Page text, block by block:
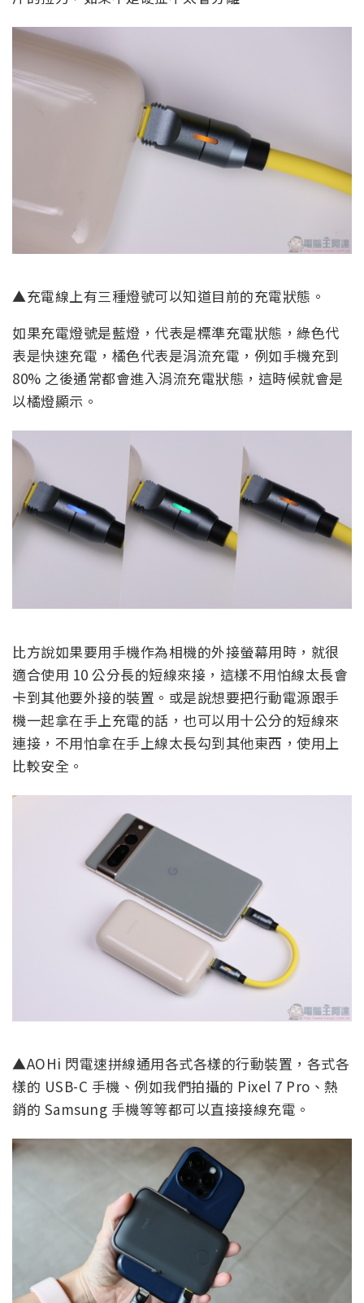
▲充電線上有三種燈號可以知道目前的充電狀態。
如果充電燈號是藍燈，代表是標準充電狀態，綠色代
表是快速充電，橘色代表是涓流充電，例如手機充到
80% 之後通常都會進入涓流充電狀態，這時候就會是
以橘燈顯示。
比方說如果要用手機作為相機的外接螢幕用時，就很
適合使用 10 公分長的短線來接，這樣不用怕線太長會
卡到其他要外接的裝置。或是說想要把行動電源跟手
機一起拿在手上充電的話，也可以用十公分的短線來
連接，不用怕拿在手上線太長勾到其他東西，使用上
比較安全。
▲AOHi 閃電速拼線通用各式各樣的行動裝置，各式各
樣的 USB-C 手機、例如我們拍攝的 Pixel 7 Pro、熱
銷的 Samsung 手機等等都可以直接接線充電。